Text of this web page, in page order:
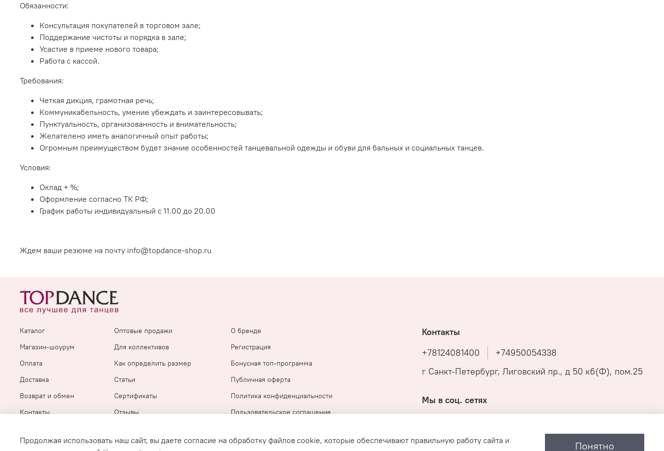
Обязанности:
Консультация покупателей в торговом зале;
Поддержание чистоты и порядка в зале;
Усастие в приеме нового товара;
Работа с кассой.
Требования:
Четкая дикция, грамотная речь;
Коммуникабельность, умение убеждать и заинтересовывать;
Пунктуальность, организованность и внимательность;
Желателено иметь аналогичный опыт работы;
Огромным преимуществом будет знание особенностей танцевальной одежды и обуви для бальных и социальных танцев.
Условия:
Оклад + %;
Оформление согласно ТК РФ;
График работы индивидуальный с 11.00 до 20.00
Ждем ваши резюме на почту info@topdance-shop.ru
Каталог
Магазин-шоурум
Оплата
Доставка
Возврат и обмен
Контакты
Оптовые продажи
Для коллективов
Как определить размер
Статьи
Сертификаты
Отзывы
О бренде
Регистрация
Бонусная топ-программа
Публичная оферта
Политика конфиденциальности
Пользовательское соглашение
Контакты
+78124081400
+74950054338
г Санкт-Петербург, Лиговский пр., д 50 к6(Ф), пом.25
Мы в соц. сетях
Продолжая использовать наш сайт, вы даете согласие на обработку файлов cookie, которые обеспечивают правильную работу сайта и
Понятно